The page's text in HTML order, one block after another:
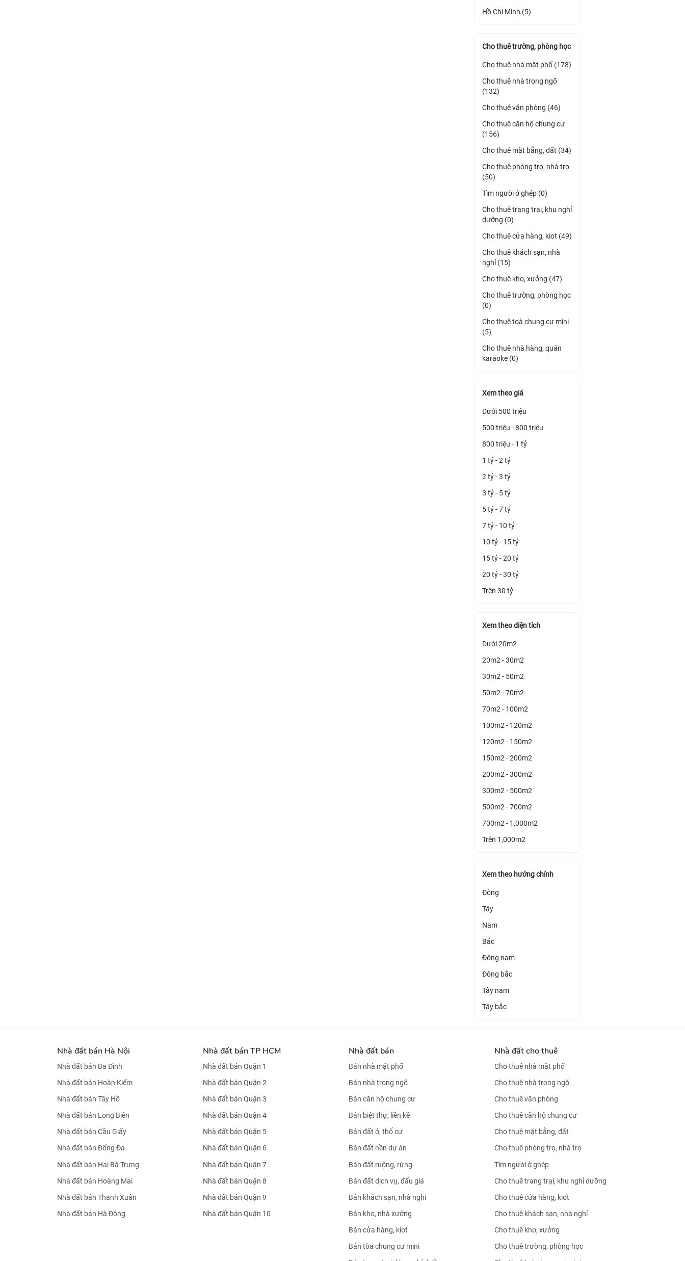
Hồ Chí Minh (5)
Cho thuê trường, phòng học
Cho thuê nhà mặt phố (178)
Cho thuê nhà trong ngõ
(132)
Cho thuê văn phòng (46)
Cho thuê căn hộ chung cư
(156)
Cho thuê mặt bằng, đất (34)
Cho thuê phòng trọ, nhà trọ
(50)
Tìm người ở ghép (0)
Cho thuê trang trại, khu nghỉ
dưỡng (0)
Cho thuê cửa hàng, kiot (49)
Cho thuê khách sạn, nhà
nghỉ (15)
Cho thuê kho, xưởng (47)
Cho thuê trường, phòng học
(0)
Cho thuê toà chung cư mini
(5)
Cho thuê nhà hàng, quán
karaoke (0)
Xem theo giá
Dưới 500 triệu
500 triệu - 800 triệu
800 triệu - 1 tỷ
1 tỷ - 2 tỷ
2 tỷ - 3 tỷ
3 tỷ - 5 tỷ
5 tỷ - 7 tỷ
7 tỷ - 10 tỷ
10 tỷ - 15 tỷ
15 tỷ - 20 tỷ
20 tỷ - 30 tỷ
Trên 30 tỷ
Xem theo diện tích
Dưới 20m2
20m2 - 30m2
30m2 - 50m2
50m2 - 70m2
70m2 - 100m2
100m2 - 120m2
120m2 - 150m2
150m2 - 200m2
200m2 - 300m2
300m2 - 500m2
500m2 - 700m2
700m2 - 1,000m2
Trên 1,000m2
Xem theo hướng chính
Đông
Tây
Nam
Bắc
Đông nam
Đông bắc
Tây nam
Tây bắc
Nhà đất bán Hà Nội
Nhà đất bán Ba Đình
Nhà đất bán Hoàn Kiếm
Nhà đất bán Tây Hồ
Nhà đất bán Long Biên
Nhà đất bán Cầu Giấy
Nhà đất bán Đống Đa
Nhà đất bán Hai Bà Trưng
Nhà đất bán Hoàng Mai
Nhà đất bán Thanh Xuân
Nhà đất bán Hà Đông
Nhà đất bán TP HCM
Nhà đất bán Quận 1
Nhà đất bán Quận 2
Nhà đất bán Quận 3
Nhà đất bán Quận 4
Nhà đất bán Quận 5
Nhà đất bán Quận 6
Nhà đất bán Quận 7
Nhà đất bán Quận 8
Nhà đất bán Quận 9
Nhà đất bán Quận 10
Nhà đất bán
Bán nhà mặt phố
Bán nhà trong ngõ
Bán căn hộ chung cư
Bán biệt thự, liền kề
Bán đất ở, thổ cư
Bán đất nền dự án
Bán đất ruộng, rừng
Bán đất dịch vụ, đấu giá
Bán khách sạn, nhà nghỉ
Bán kho, nhà xưởng
Bán cửa hàng, kiot
Bán tòa chung cư mini
Nhà đất cho thuê
Cho thuê nhà mặt phố
Cho thuê nhà trong ngõ
Cho thuê văn phòng
Cho thuê căn hộ chung cư
Cho thuê mặt bằng, đất
Cho thuê phòng trọ, nhà trọ
Tìm người ở ghép
Cho thuê trang trại, khu nghỉ dưỡng
Cho thuê cửa hàng, kiot
Cho thuê khách sạn, nhà nghỉ
Cho thuê kho, xưởng
Cho thuê trường, phòng học